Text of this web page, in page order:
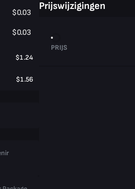
$0.03
$0.03
$1.24
$1.56
Prijswijzigingen
PRIJS